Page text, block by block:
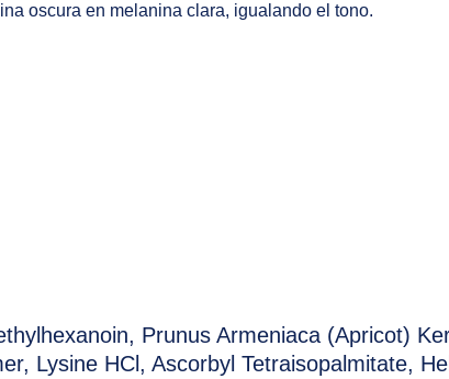
oscura en melanina clara, igualando el tono.
Prunus Armeniaca (Apricot)
Lysine HCl, Ascorbyl Tetraisopalmitate,